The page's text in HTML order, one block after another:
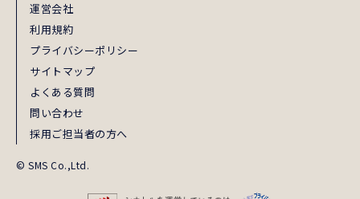
運営会社
利用規約
プライバシーポリシー
サイトマップ
よくある質問
問い合わせ
採用ご担当者の方へ
© SMS Co.,Ltd.